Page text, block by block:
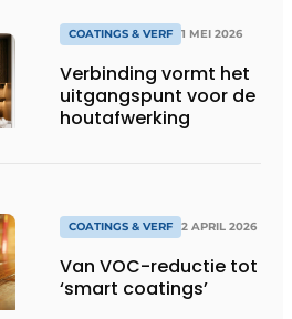
COATINGS & VERF 1 MEI 2026
Verbinding vormt het
uitgangspunt voor de
houtafwerking
COATINGS & VERF 2 APRIL 2026
Van VOC-reductie tot
‘smart coatings’